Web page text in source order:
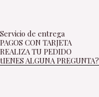
Servicio de entrega
PAGOS CON TARJETA
REALIZA TU PEDIDO
tIENES ALGUNA PREGUNTA?